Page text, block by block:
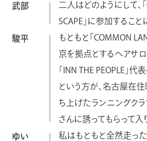
武部
二人はどのようにして、
SCAPE」に参加すること
駿平
もともと「COMMON
京を拠点とするヘアサ
「INN THE PEOPLE」
という方が、名古屋在
ち上げたランニングクラ
さんに誘ってもらって入
ゆい
私はもともと全然走っ